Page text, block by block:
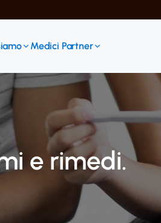
Medici Partner
e rimedi.